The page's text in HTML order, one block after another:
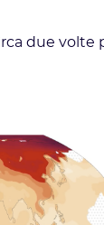
due volte